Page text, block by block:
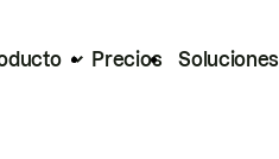
Precios Soluciones